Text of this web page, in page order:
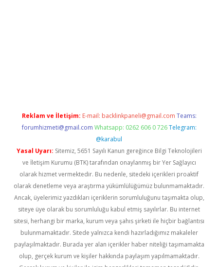
Reklam ve İletişim: E-mail: backlinkpaneli@gmail.com Teams:
forumhizmeti@gmail.com Whatsapp: 0262 606 0 726 Telegram:
@karabul
Yasal Uyarı: Sitemiz, 5651 Sayılı Kanun gereğince Bilgi Teknolojileri
ve İletişim Kurumu (BTK) tarafından onaylanmış bir Yer Sağlayıcı
olarak hizmet vermektedir. Bu nedenle, sitedeki içerikleri proaktif
olarak denetleme veya araştırma yükümlülüğümüz bulunmamaktadır.
Ancak, üyelerimiz yazdıkları içeriklerin sorumluluğunu taşımakta olup,
siteye üye olarak bu sorumluluğu kabul etmiş sayılırlar. Bu internet
sitesi, herhangi bir marka, kurum veya şahıs şirketi ile hiçbir bağlantısı
bulunmamaktadır. Sitede yalnızca kendi hazırladığımız makaleler
paylaşılmaktadır. Burada yer alan içerikler haber niteliği taşımamakta
olup, gerçek kurum ve kişiler hakkında paylaşım yapılmamaktadır.